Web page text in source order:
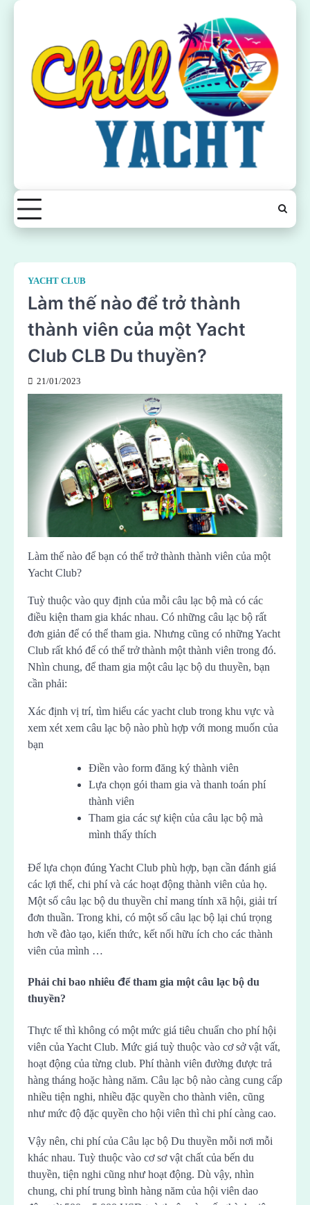
Skip
YACHT CLUB
Làm thế nào để trở thành
thành viên của một Yacht
Club CLB Du thuyền?
21/01/2023
Làm thế nào để bạn có thể trở thành thành viên của một
Yacht Club?
Tuỳ thuộc vào quy định của mỗi câu lạc bộ mà có các
điều kiện tham gia khác nhau. Có những câu lạc bộ rất
đơn giản để có thể tham gia. Nhưng cũng có những Yacht
Club rất khó để có thể trở thành một thành viên trong đó.
Nhìn chung, để tham gia một câu lạc bộ du thuyền, bạn
cần phải:
Xác định vị trí, tìm hiểu các yacht club trong khu vực và
xem xét xem câu lạc bộ nào phù hợp với mong muốn của
bạn
Điền vào form đăng ký thành viên
Lựa chọn gói tham gia và thanh toán phí
thành viên
Tham gia các sự kiện của câu lạc bộ mà
mình thấy thích
Để lựa chọn đúng Yacht Club phù hợp, bạn cần đánh giá
các lợi thế, chi phí và các hoạt động thành viên của họ.
Một số câu lạc bộ du thuyền chỉ mang tính xã hội, giải trí
đơn thuần. Trong khi, có một số câu lạc bộ lại chú trọng
hơn về đào tạo, kiến thức, kết nối hữu ích cho các thành
viên của mình …
Phải chi bao nhiêu để tham gia một câu lạc bộ du
thuyền?
Thực tế thì không có một mức giá tiêu chuẩn cho phí hội
viên của Yacht Club. Mức giá tuỳ thuộc vào cơ sở vật vất,
hoạt động của từng club. Phí thành viên đường được trả
hàng tháng hoặc hàng năm. Câu lạc bộ nào càng cung cấp
nhiều tiện nghi, nhiều đặc quyền cho thành viên, cũng
như mức độ đặc quyền cho hội viên thì chi phí càng cao.
Vậy nên, chi phí của Câu lạc bộ Du thuyền mỗi nơi mỗi
khác nhau. Tuỳ thuộc vào cơ sơ vật chất của bến du
thuyền, tiện nghi cũng như hoạt động. Dù vậy, nhìn
chung, chi phí trung bình hàng năm của hội viên dao